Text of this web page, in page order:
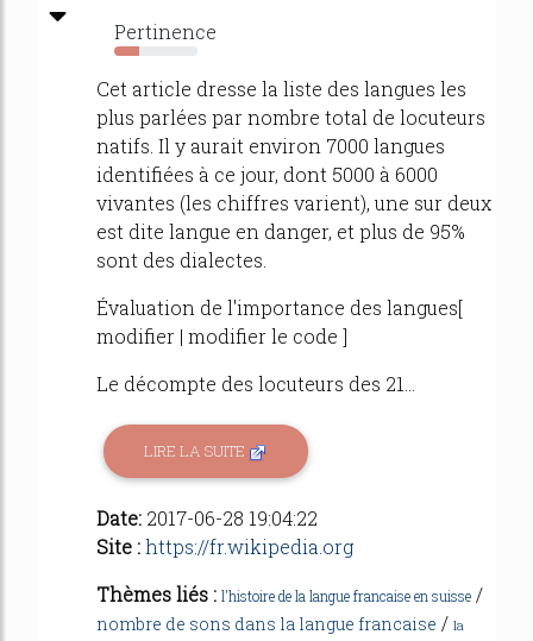
Pertinence
30%
Cet article dresse la liste des langues les
plus parlées par nombre total de locuteurs
natifs. Il y aurait environ 7000 langues
identifiées à ce jour, dont 5000 à 6000
vivantes (les chiffres varient), une sur deux
est dite langue en danger, et plus de 95%
sont des dialectes.
Évaluation de l'importance des langues[
modifier | modifier le code ]
Le décompte des locuteurs des 21...
LIRE LA SUITE
Date: 2017-06-28 19:04:22
Site :https://fr.wikipedia.org
Thèmes liés : l'histoire de la langue francaise en suisse /
nombre de sons dans la langue francaise / la